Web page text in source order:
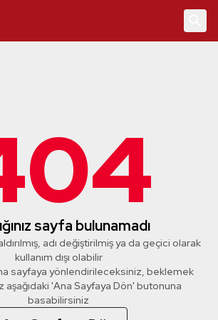
sayfa bulunamadı
adı değiştirilmiş ya da geçici olarak
kullanım dışı olabilir
sayfaya yönlendirileceksiniz, beklemek
aşağıdaki 'Ana Sayfaya Dön' butonuna
basabilirsiniz